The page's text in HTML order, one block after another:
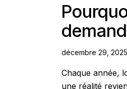
décembre 29, 2025
Chaque année,
une réalité